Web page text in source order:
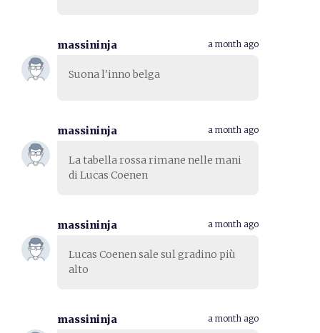
Suona l'inno belga
a month ago
massininja
La tabella rossa rimane nelle mani
di Lucas Coenen
a month ago
massininja
Lucas Coenen sale sul gradino più
alto
a month ago
massininja
a month ago
massininja